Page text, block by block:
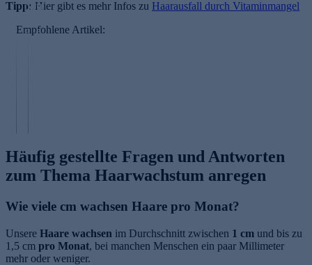
Tipp: Hier gibt es mehr Infos zu Haarausfall durch Vitaminmangel
Empfohlene Artikel:
N
g
u
e
Häufig gestellte Fragen und Antworten
zum Thema Haarwachstum anregen
Wie viele cm wachsen Haare pro Monat?
Unsere Haare wachsen im Durchschnitt zwischen 1 cm und bis zu
1,5 cm pro Monat, bei manchen Menschen ein paar Millimeter
mehr oder weniger.